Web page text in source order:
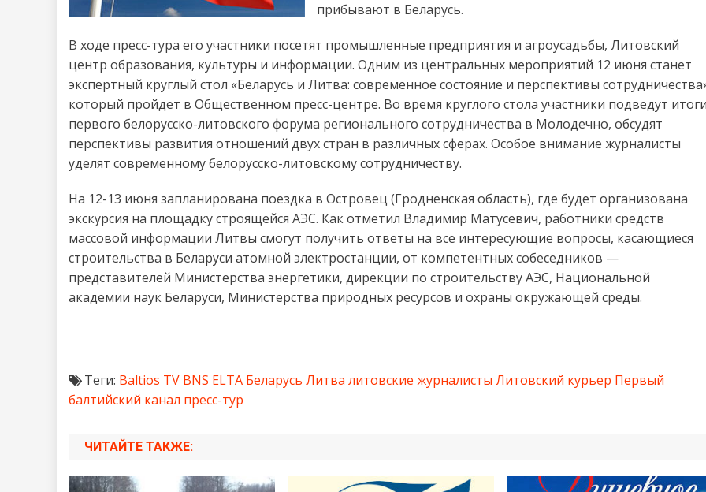
прибывают в Беларусь.
В ходе пресс-тура его участники посетят промышленные предприятия и агроусадьбы, Литовский
центр образования, культуры и информации. Одним из центральных мероприятий 12 июня станет
экспертный круглый стол «Беларусь и Литва: современное состояние и перспективы
который пройдет в Общественном пресс-центре. Во время круглого стола участники подведут
первого белорусско-литовского форума регионального сотрудничества в Молодечно, обсудят
перспективы развития отношений двух стран в различных сферах. Особое внимание журналисты
уделят современному белорусско-литовскому сотрудничеству.
На 12-13 июня запланирована поездка в Островец (Гродненская область), где будет организована
экскурсия на площадку строящейся АЭС. Как отметил Владимир Матусевич, работники средств
массовой информации Литвы смогут получить ответы на все интересующие вопросы, касающиеся
строительства в Беларуси атомной электростанции, от компетентных собеседников —
представителей Министерства энергетики, дирекции по строительству АЭС, Национальной
академии наук Беларуси, Министерства природных ресурсов и охраны окружающей среды.
Теги: Baltios TV BNS ELTA Беларусь Литва литовские журналисты Литовский курьер Первый
балтийский канал пресс-тур
ЧИТАЙТЕ ТАКЖЕ: